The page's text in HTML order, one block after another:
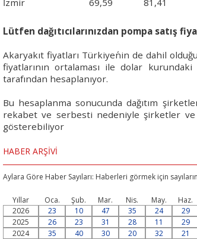
İzmir 69,59 81,41 33,79 ’
Lütfen dağıtıcılarınızdan pompa satış
Akaryakıt fiyatları Türkiye΄nin de dahil
fiyatlarının ortalaması ile dolar
tarafından hesaplanıyor.
Bu hesaplanma sonucunda dağıtım
rekabet ve serbesti nedeniyle şirketler
gösterebiliyor
HABER ARŞİVİ
Aylara Göre Haber Sayıları: Haberleri görmek için
Yıllar Oca. Şub. Mar. Nis. May. Haz.
2026
23 10 47 35 24 29
2025
26 23 31 28 11 29
2024
35 40 30 20 32 21